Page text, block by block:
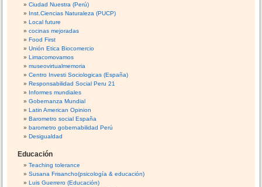
Ciudad Nuestra (Perú)
Inst.Ciencias Naturaleza (PUCP)
Local future
cocinas mejoradas
Food First
Unión Etica Biocomercio
Limacomovamos
museovirtualmemoria
Centro Investi Sociologicas (España)
Responsabilidad Social Peru 21
Informes mundiales
Gobernanza Mundial
Latin American Opinion
Barometro social España
barometro gobernabilidad Perú
Desigualdad
Educación
Teaching tolerance
Susana Frisancho(psicología & educación)
Luis Guerrero (Educación)